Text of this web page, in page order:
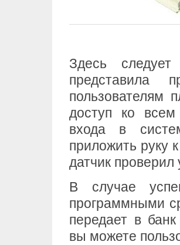
Здесь
представила
пользователям
доступ ко
входа в
приложить руку
датчик проверил
В случае
программными
передает в
вы можете